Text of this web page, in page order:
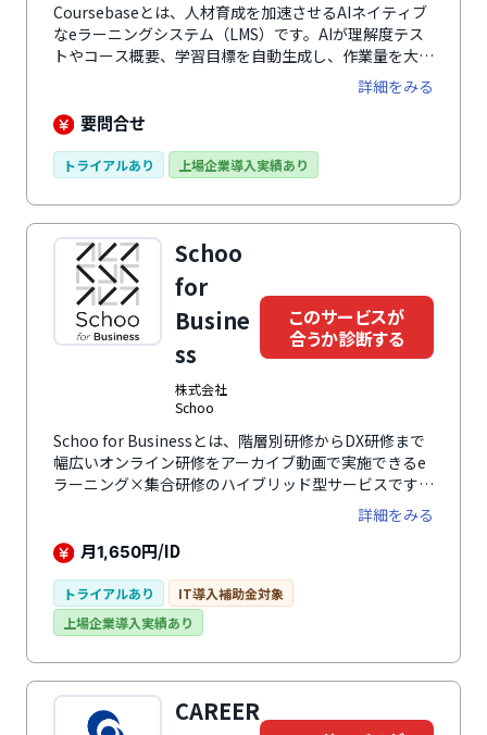
Coursebaseとは、人材育成を加速させるAIネイティブ
なeラーニングシステム（LMS）です。AIが理解度テス
トやコース概要、学習目標を自動生成し、作業量を大幅
に削減して学習管理を効率化します。直感的に誰でも使
える洗練されたデザインと、最新のテクノロジーを駆使
した抜群の操作性により、誰でも快適に利用できます。
すべて無制限で、16言語に対応。企業様のニーズを積
理環境を実現し、様々な業界・規模・ニーズを持つクラ
イアントに支持されています。
詳細をみる
要問合せ
トライアルあり 上場企業導入実績あり
Schoo
for
Busine
ss
株式会社
Schoo
このサービスが
合うか診断する
Schoo for Businessとは、階層別研修からDX研修まで
幅広いオンライン研修をアーカイブ動画で実施できるe
ラーニング×集合研修のハイブリッド型サービスです。
基本的なビジネススキルからAIやDXまで幅広いジャン
ルの授業が9,000本以上あり、各社の実施したい研修を
自由にカスタマイズ可能です。200以上の研修カリキュ
しているような人事の方でもテンプレートを選択するこ
とで簡単に研修を実施できます。
詳細をみる
月1,650円/ID
トライアルあり
IT導入補助金対象
上場企業導入実績あり
CAREER